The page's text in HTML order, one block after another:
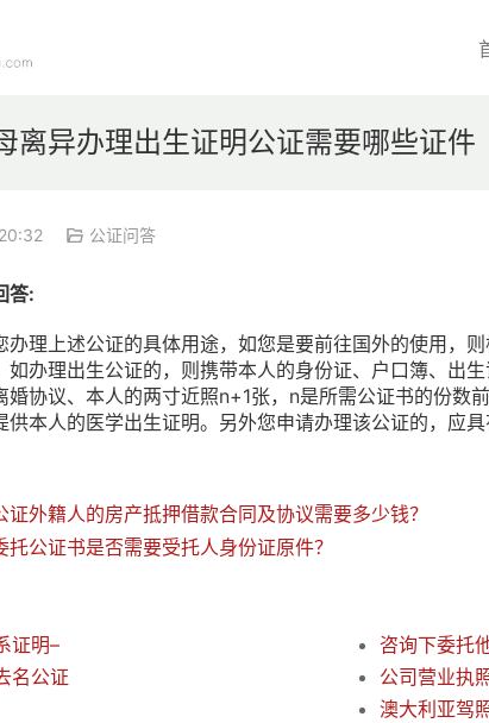
离异办理出生证明公证需要哪些证件
公证问答
答:
办理上述公证的具体用途，如您是要前往国外的使用，
如办理出生公证的，则携带本人的身份证、户口簿、出
婚协议、本人的两寸近照n+1张，n是所需公证书的份数
供本人的医学出生证明。另外您申请办理该公证的，应
证外籍人的房产抵押借款合同及协议需要多少钱？
托公证书是否需要受托人身份证原件？
证明–
咨询下委托
名公证
公司营业执
澳大利亚驾